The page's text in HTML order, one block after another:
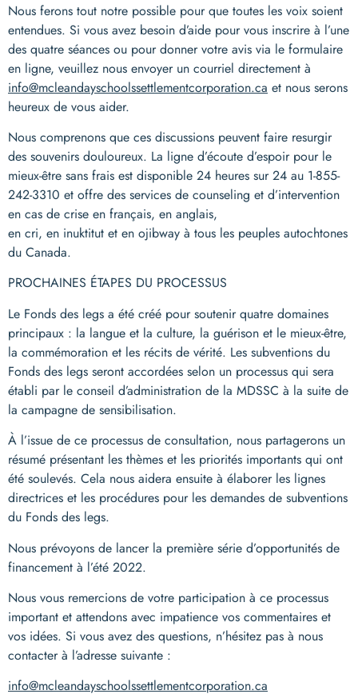
Nous ferons tout notre possible pour que toutes les voix soient
entendues. Si vous avez besoin d’aide pour vous inscrire à l’une
des quatre séances ou pour donner votre avis via le formulaire
en ligne, veuillez nous envoyer un courriel directement à
info@mcleandayschoolssettlementcorporation.ca et nous serons
heureux de vous aider.
Nous comprenons que ces discussions peuvent faire resurgir
des souvenirs douloureux. La ligne d’écoute d’espoir pour le
mieux-être sans frais est disponible 24 heures sur 24 au 1-855-
242-3310 et offre des services de counseling et d’intervention
en cas de crise en français, en anglais,
en cri, en inuktitut et en ojibway à tous les peuples autochtones
du Canada.
PROCHAINES ÉTAPES DU PROCESSUS
Le Fonds des legs a été créé pour soutenir quatre domaines
principaux : la langue et la culture, la guérison et le mieux-être,
la commémoration et les récits de vérité. Les subventions du
Fonds des legs seront accordées selon un processus qui sera
établi par le conseil d’administration de la MDSSC à la suite de
la campagne de sensibilisation.
À l’issue de ce processus de consultation, nous partagerons un
résumé présentant les thèmes et les priorités importants qui ont
été soulevés. Cela nous aidera ensuite à élaborer les lignes
directrices et les procédures pour les demandes de subventions
du Fonds des legs.
Nous prévoyons de lancer la première série d’opportunités de
financement à l’été 2022.
Nous vous remercions de votre participation à ce processus
important et attendons avec impatience vos commentaires et
vos idées. Si vous avez des questions, n’hésitez pas à nous
contacter à l’adresse suivante :
info@mcleandayschoolssettlementcorporation.ca